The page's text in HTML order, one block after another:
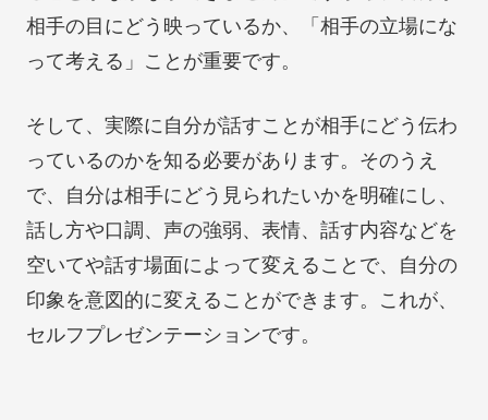
相手の目にどう映っているか、「相手の立場にな
って考える」ことが重要です。
そして、実際に自分が話すことが相手にどう伝わ
っているのかを知る必要があります。そのうえ
で、自分は相手にどう見られたいかを明確にし、
話し方や口調、声の強弱、表情、話す内容などを
空いてや話す場面によって変えることで、自分の
印象を意図的に変えることができます。これが、
セルフプレゼンテーションです。